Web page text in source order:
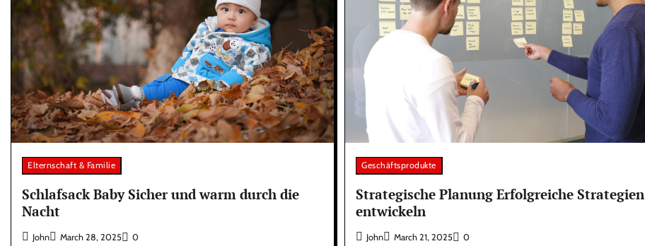
Elternschaft & Familie
Schlafsack Baby Sicher und warm durch die
Nacht
John March 28, 2025 0
Geschäftsprodukte
Strategische Planung Erfolgreiche Strategien
entwickeln
John March 21, 2025 0